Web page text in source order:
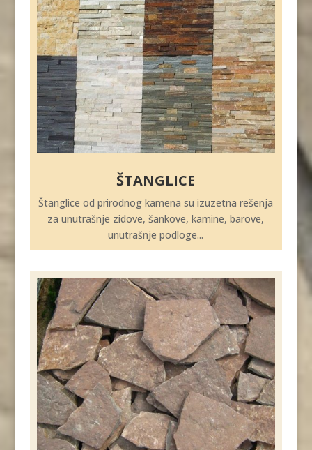
ŠTANGLICE
Štanglice od prirodnog kamena su izuzetna rešenja
za unutrašnje zidove, šankove, kamine, barove,
unutrašnje podloge...